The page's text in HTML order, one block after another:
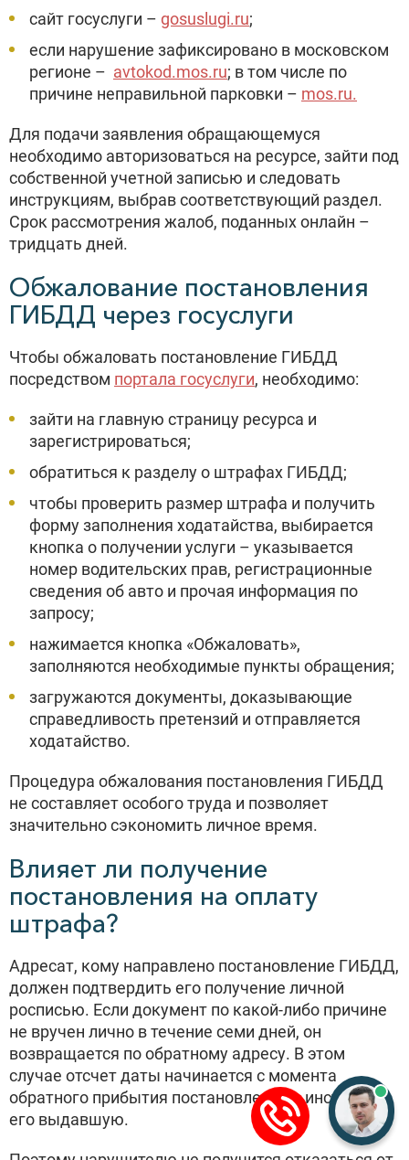
сайт госуслуги – gosuslugi.ru;
если нарушение зафиксировано в московском
регионе – avtokod.mos.ru; в том числе по
причине неправильной парковки – mos.ru.
Для подачи заявления обращающемуся
необходимо авторизоваться на ресурсе, зайти под
собственной учетной записью и следовать
инструкциям, выбрав соответствующий раздел.
Срок рассмотрения жалоб, поданных онлайн –
тридцать дней.
Обжалование постановления
ГИБДД через госуслуги
Чтобы обжаловать постановление ГИБДД
посредством портала госуслуги, необходимо:
зайти на главную страницу ресурса и
зарегистрироваться;
обратиться к разделу о штрафах ГИБДД;
чтобы проверить размер штрафа и получить
форму заполнения ходатайства, выбирается
кнопка о получении услуги – указывается
номер водительских прав, регистрационные
сведения об авто и прочая информация по
запросу;
нажимается кнопка «Обжаловать»,
заполняются необходимые пункты обращения;
загружаются документы, доказывающие
справедливость претензий и отправляется
ходатайство.
Процедура обжалования постановления ГИБДД
не составляет особого труда и позволяет
значительно сэкономить личное время.
Влияет ли получение
постановления на оплату
штрафа?
Адресат, кому направлено постановление ГИБДД,
должен подтвердить его получение личной
росписью. Если документ по какой-либо причине
не вручен лично в течение семи дней, он
возвращается по обратному адресу. В этом
случае отсчет даты начинается с момента
обратного прибытия постановления в инстанцию,
его выдавшую.